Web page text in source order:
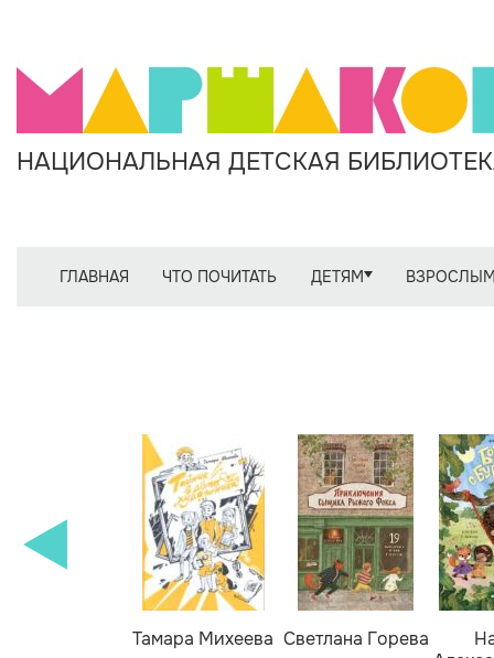
НАЦИОНАЛЬНАЯ ДЕТСКАЯ
ГЛАВНАЯ ЧТО ПОЧИТАТЬ ДЕТЯМ
Тамара Михеева Светлана Горева